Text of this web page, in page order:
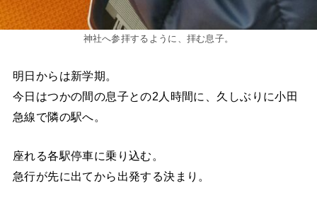
神社へ参拝するように、拝む息子。
明日からは新学期。
今日はつかの間の息子との2人時間に、久しぶりに小田
急線で隣の駅へ。
座れる各駅停車に乗り込む。
急行が先に出てから出発する決まり。